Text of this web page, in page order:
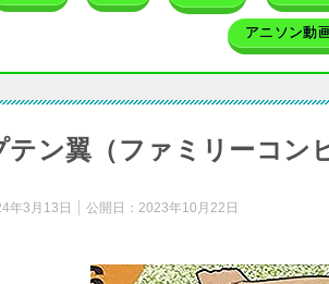
アニソン動
テン翼（ファミリーコン
年3月13日 公開日： 2023年10月22日